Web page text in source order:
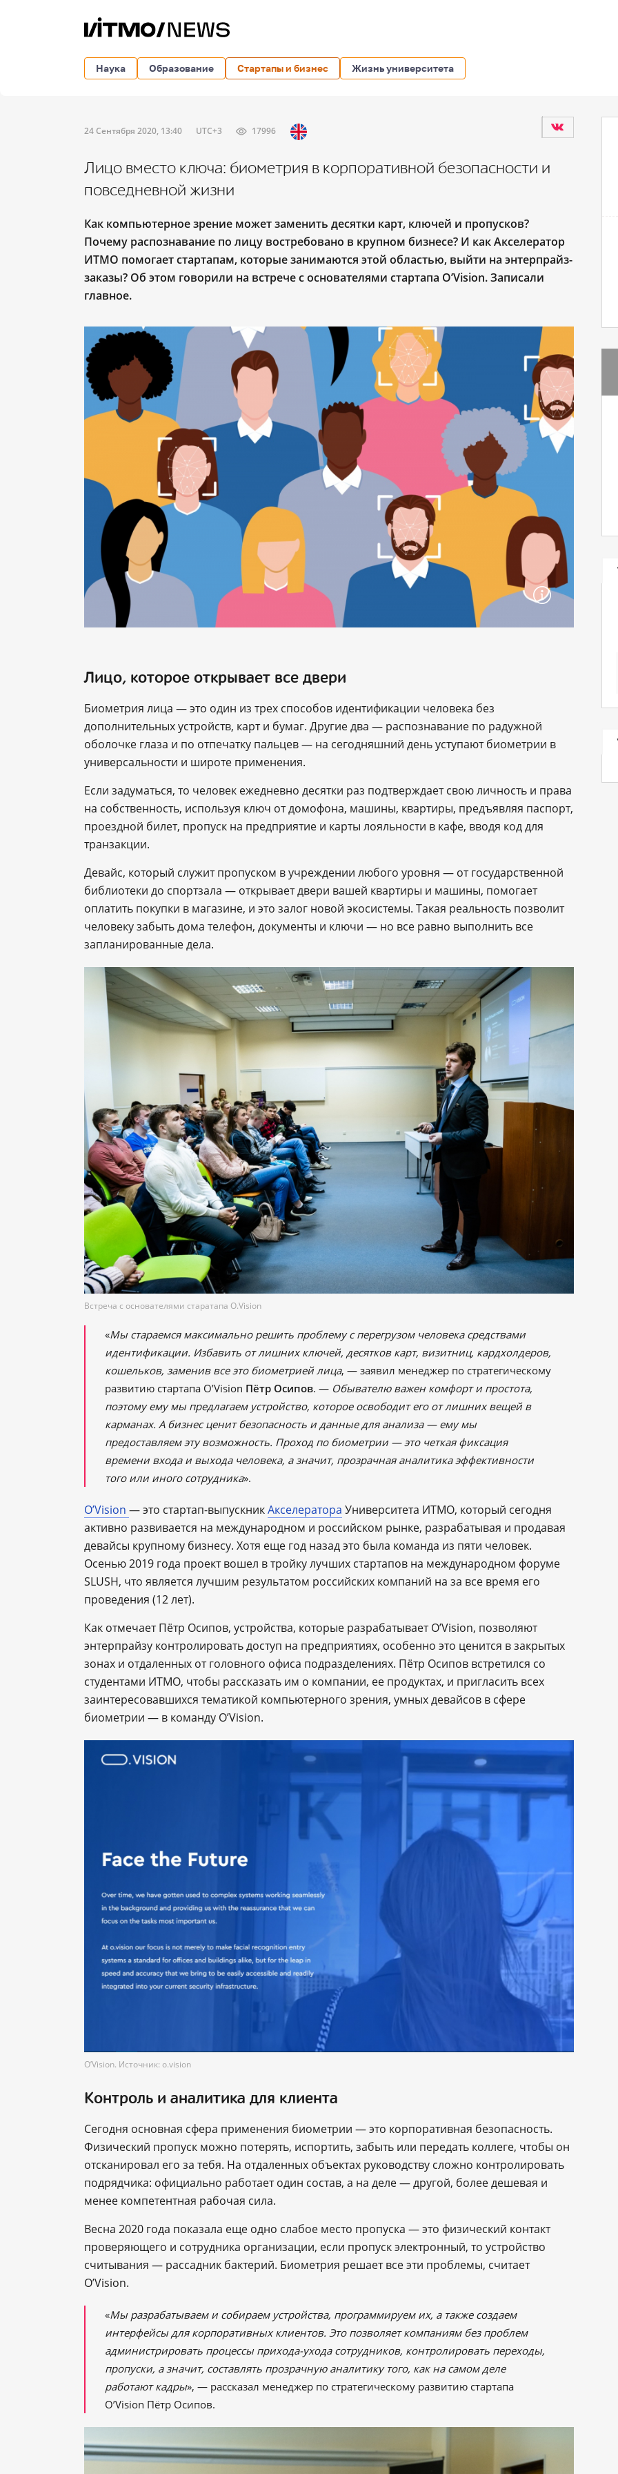
Наука Образование Стартапы и бизнес Жизнь университета
24 Сентября 2020, 13:40 UTC+3 17996
Лицо вместо ключа: биометрия в корпоративной безопасности и
повседневной жизни
Как компьютерное зрение может заменить десятки карт, ключей и пропусков?
Почему распознавание по лицу востребовано в крупном бизнесе? И как Акселератор
ИТМО помогает стартапам, которые занимаются этой областью, выйти на энтерпрайз-
заказы? Об этом говорили на встрече с основателями стартапа O’Vision.Записали
главное.
Лицо, которое открывает все двери
Биометрия лица — это один из трех способов идентификации человека без
дополнительных устройств, карт и бумаг. Другие два — распознавание по радужной
оболочке глаза и по отпечатку пальцев ― на сегодняшний день уступают биометрии в
универсальности и широте применения.
Если задуматься, то человек ежедневно десятки раз подтверждает свою личность и права
на собственность, используя ключ от домофона, машины, квартиры, предъявляя паспорт,
проездной билет, пропуск на предприятие и карты лояльности в кафе, вводя код для
транзакции.
Девайс, который служит пропуском в учреждении любого уровня ― от государственной
библиотеки до спортзала ― открывает двери вашей квартиры и машины, помогает
оплатить покупки в магазине, и это залог новой экосистемы. Такая реальность позволит
человеку забыть дома телефон, документы и ключи — но все равно выполнить все
запланированные дела.
Встреча с основателями старатапа O.Vision
«Мы стараемся максимально решить проблему с перегрузом человека средствами
идентификации. Избавить от лишних ключей, десятков карт, визитниц, кардхолдеров,
кошельков, заменив все это биометрией лица, — заявил менеджер по стратегическому
развитию стартапа O’Vision Пётр Осипов. — Обывателю важен комфорт и простота,
поэтому ему мы предлагаем устройство, которое освободит его от лишних вещей в
карманах. А бизнес ценит безопасность и данные для анализа — ему мы
предоставляем эту возможность. Проход по биометрии — это четкая фиксация
времени входа и выхода человека, а значит, прозрачная аналитика эффективности
того или иного сотрудника».
O’Vision — это стартап-выпускникАкселератора Университета ИТМО, который сегодня
активно развивается на международном и российском рынке, разрабатывая и продавая
девайсы крупному бизнесу. Хотя еще год назад это была команда из пяти человек.
Осенью 2019 года проект вошел в тройку лучших стартапов на международном форуме
SLUSH, что является лучшим результатом российских компаний на за все время его
проведения (12 лет).
Как отмечает Пётр Осипов, устройства, которые разрабатывает O’Vision, позволяют
энтерпрайзу контролировать доступ на предприятиях, особенно это ценится в закрытых
зонах и отдаленных от головного офиса подразделениях. Пётр Осипов встретился со
студентами ИТМО, чтобы рассказать им о компании, ее продуктах, и пригласить всех
заинтересовавшихся тематикой компьютерного зрения, умных девайсов в сфере
биометрии — в команду O’Vision.
O’Vision. Источник: o.vision
Контроль и аналитика для клиента
Сегодня основная сфера применения биометрии — это корпоративная безопасность.
Физический пропуск можно потерять, испортить, забыть или передать коллеге, чтобы он
отсканировал его за тебя. На отдаленных объектах руководству сложно контролировать
подрядчика: официально работает один состав, а на деле — другой, более дешевая и
менее компетентная рабочая сила.
Весна 2020 года показала еще одно слабое место пропуска — это физический контакт
проверяющего и сотрудника организации, если пропуск электронный, то устройство
считывания — рассадник бактерий. Биометрия решает все эти проблемы, считает
O’Vision.
«Мы разрабатываем и собираем устройства, программируем их, а также создаем
интерфейсы для корпоративных клиентов. Это позволяет компаниям без проблем
администрировать процессы прихода-ухода сотрудников, контролировать переходы,
пропуски, а значит, составлять прозрачную аналитику того, как на самом деле
работают кадры», — рассказал менеджер по стратегическому развитию стартапа
O’Vision Пётр Осипов.